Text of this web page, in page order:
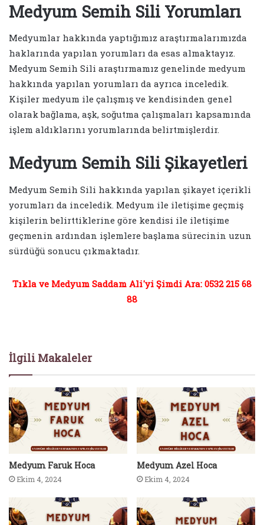
Medyum Semih Sili Yorumları
Medyumlar hakkında yaptığımız araştırmalarımızda
haklarında yapılan yorumları da esas almaktayız.
Medyum Semih Sili araştırmamız genelinde medyum
hakkında yapılan yorumları da ayrıca inceledik.
Kişiler medyum ile çalışmış ve kendisinden genel
olarak bağlama, aşk, soğutma çalışmaları kapsamında
işlem aldıklarını yorumlarında belirtmişlerdir.
Medyum Semih Sili Şikayetleri
Medyum Semih Sili hakkında yapılan şikayet içerikli
yorumları da inceledik. Medyum ile iletişime geçmiş
kişilerin belirttiklerine göre kendisi ile iletişime
geçmenin ardından işlemlere başlama sürecinin uzun
sürdüğü sonucu çıkmaktadır.
Tıkla ve Medyum Saddam Ali'yi Şimdi Ara: 0532 215 68
88
İlgili Makaleler
Medyum Faruk Hoca
Ekim 4, 2024
Medyum Azel Hoca
Ekim 4, 2024